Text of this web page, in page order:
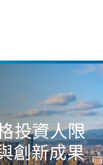
投資人限
創新成果